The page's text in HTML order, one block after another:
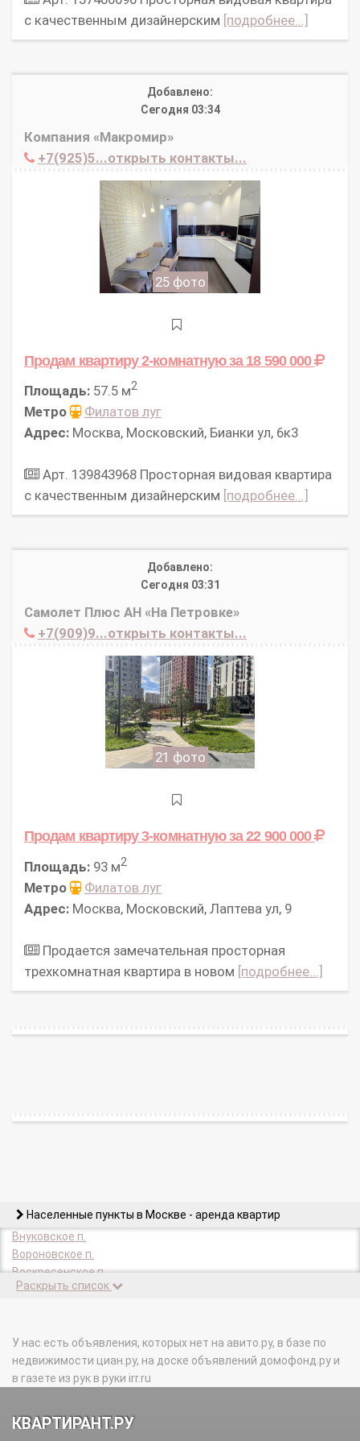
с качественным дизайнерским [подробнее...]
Добавлено:
Сегодня 03:34
Компания «Макромир»
+7(925)5...открыть контакты...
25 фото
Продам квартиру 2-комнатнуюза 18 590 000
Площадь: 57.5 м2
Метро
Филатов луг
Адрес: Москва, Московский, Бианки ул, 6к3
Арт. 139843968 Просторная видовая квартира
с качественным дизайнерским [подробнее...]
Добавлено:
Сегодня 03:31
Самолет Плюс АН «На Петровке»
+7(909)9...открыть контакты...
21 фото
Продам квартиру 3-комнатнуюза 22 900 000
Площадь: 93 м2
Метро
Филатов луг
Адрес: Москва, Московский, Лаптева ул, 9
Продается замечательная просторная
трехкомнатная квартира в новом [подробнее...]
Населенные пункты в Москве - аренда квартир
Внуковское п.
Вороновское п.
Воскресенское п.
Десеновское п.
Кленовское п.
Кокошкино п.
Краснопахорское п.
Михайлово-Ярцевское п.
Московский г.
Раскрыть список
У нас есть объявления, которых нет на авито.ру, в базе по
недвижимости циан.ру, на доске объявлений домофонд.ру и
в газете из рук в руки irr.ru
КВАРТИРАНТ.РУ